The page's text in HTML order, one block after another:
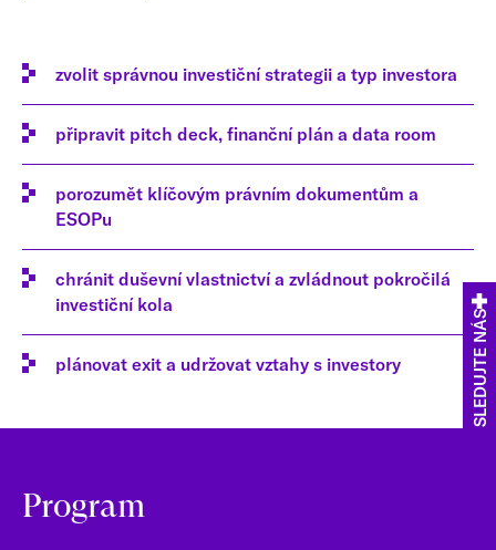
zvolit správnou investiční strategii a typ investora
připravit pitch deck, finanční plán a data room
porozumět klíčovým právním dokumentům a
ESOPu
chránit duševní vlastnictví a zvládnout pokročilá
investiční kola
plánovat exit a udržovat vztahy s investory
Program
SLEDUJTE NÁS